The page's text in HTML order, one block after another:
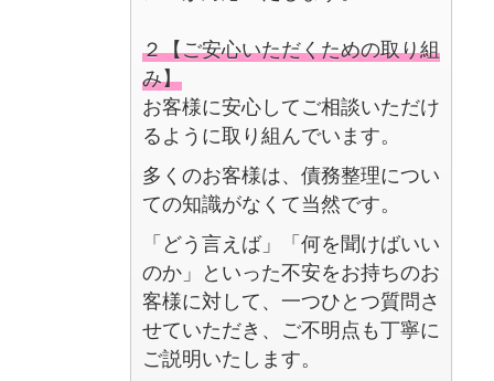
２【ご安心いただくための取り組
み】
お客様に安心してご相談いただけ
るように取り組んでいます。
多くのお客様は、債務整理につい
ての知識がなくて当然です。
「どう言えば」「何を聞けばいい
のか」といった不安をお持ちのお
客様に対して、一つひとつ質問さ
せていただき、ご不明点も丁寧に
ご説明いたします。